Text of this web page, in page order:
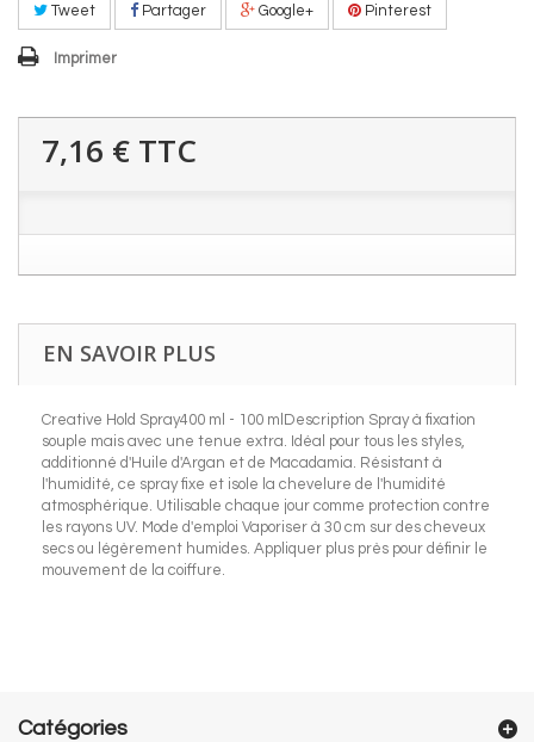
Tweet Partager Google+ Pinterest
Imprimer
7,16 € TTC
EN SAVOIR PLUS
Creative Hold Spray400 ml - 100 mlDescription Spray à fixation
souple mais avec une tenue extra. Idéal pour tous les styles,
additionné d'Huile d'Argan et de Macadamia. Résistant à
l'humidité, ce spray fixe et isole la chevelure de l'humidité
atmosphérique. Utilisable chaque jour comme protection contre
les rayons UV. Mode d'emploi Vaporiser à 30 cm sur des cheveux
secs ou légèrement humides. Appliquer plus près pour définir le
mouvement de la coiffure.
Catégories